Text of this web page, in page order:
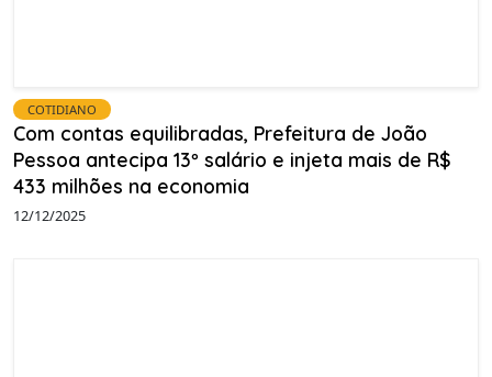
COTIDIANO
Com contas equilibradas, Prefeitura de João
Pessoa antecipa 13º salário e injeta mais de R$
433 milhões na economia
12/12/2025